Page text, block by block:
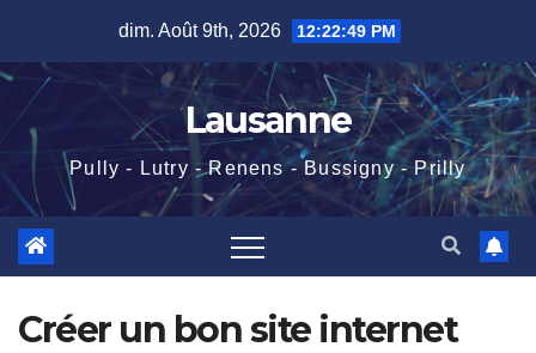
content
dim. Août 9th, 2026 12:22:49 PM
Lausanne
Pully - Lutry - Renens - Bussigny - Prilly
Créer un bon site internet